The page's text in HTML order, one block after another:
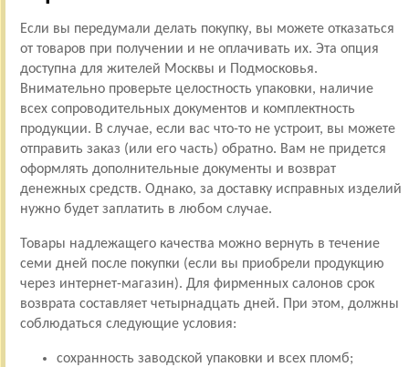
Если вы передумали делать покупку, вы можете отказаться
от товаров при получении и не оплачивать их. Эта опция
доступна для жителей Москвы и Подмосковья.
Внимательно проверьте целостность упаковки, наличие
всех сопроводительных документов и комплектность
продукции. В случае, если вас что-то не устроит, вы можете
отправить заказ (или его часть) обратно. Вам не придется
оформлять дополнительные документы и возврат
денежных средств. Однако, за доставку исправных изделий
нужно будет заплатить в любом случае.
Товары надлежащего качества можно вернуть в течение
семи дней после покупки (если вы приобрели продукцию
через интернет-магазин). Для фирменных салонов срок
возврата составляет четырнадцать дней. При этом, должны
соблюдаться следующие условия:
сохранность заводской упаковки и всех пломб;